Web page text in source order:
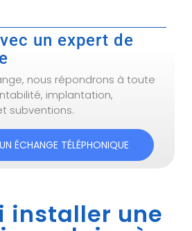
un expert de
nous répondrons à toute
implantation,
subventions.
ÉCHANGE TÉLÉPHONIQUE
installer une